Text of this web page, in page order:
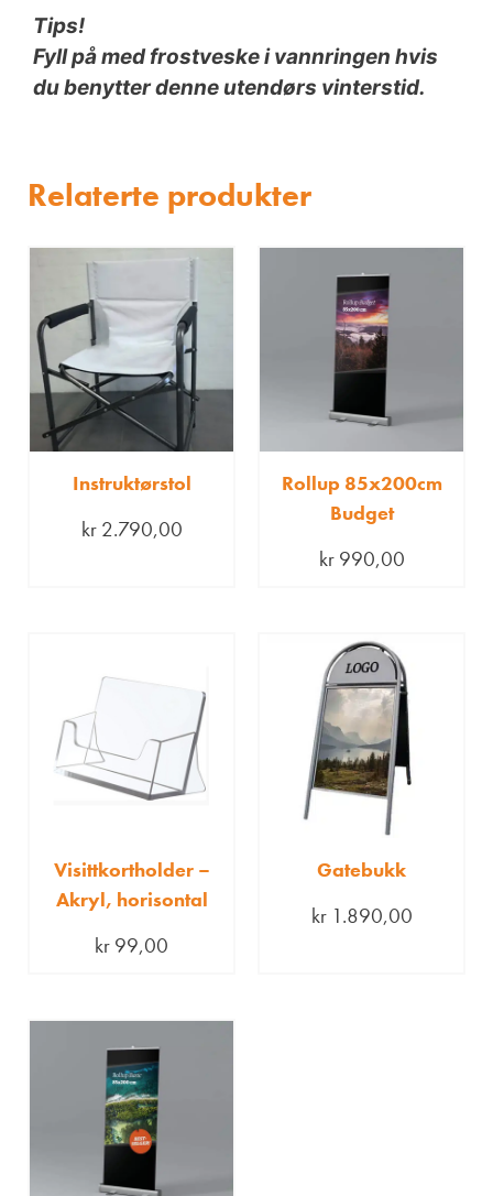
Tips!
Fyll på med frostveske i vannringen hvis
du benytter denne utendørs vinterstid.
Relaterte produkter
Instruktørstol
kr2.790,00
Rollup 85x200cm
Budget
kr990,00
Visittkortholder –
Akryl, horisontal
kr 99,00
Gatebukk
kr1.890,00